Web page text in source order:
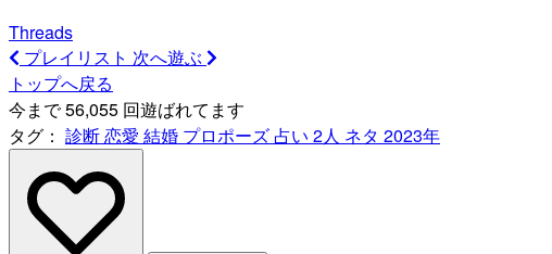
Threads
プレイリスト 次へ遊ぶ
トップへ戻る
今まで 56,055 回遊ばれてます
タグ： 診断恋愛 結婚 プロポーズ 占い 2人 ネタ 2023年